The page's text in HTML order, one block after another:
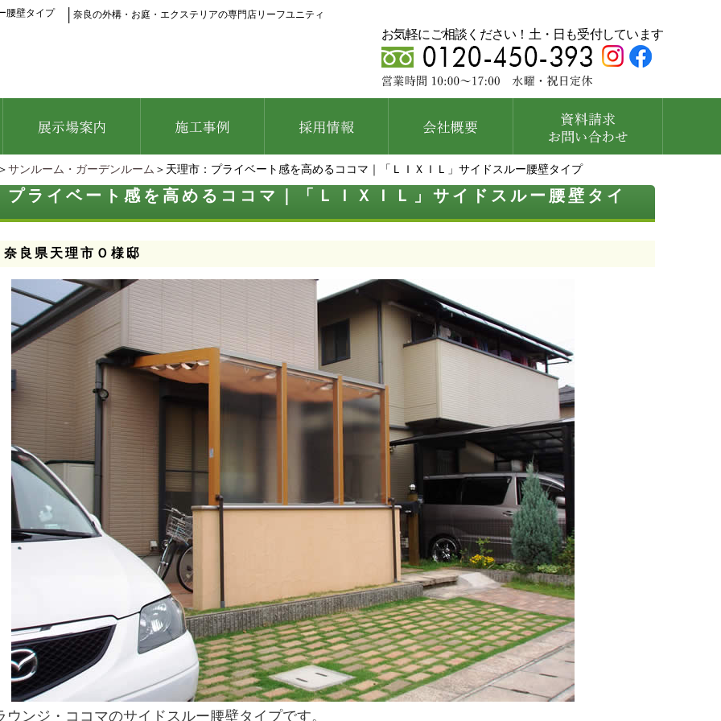
腰壁タイプ 奈良の外構・お庭・エクステリアの専門店リーフユニティ
お気軽にご相談ください！土・日も受付しています
サンルーム・ガーデンルーム ＞天理市：プライベート感を高めるココマ｜「ＬＩＸＩＬ」サイドスルー腰壁タイプ
プライベート感を高めるココマ｜「ＬＩＸＩＬ」サイドスルー腰壁タイ
良県天理市Ｏ様邸
ウンジ・ココマのサイドスルー腰壁タイプです。